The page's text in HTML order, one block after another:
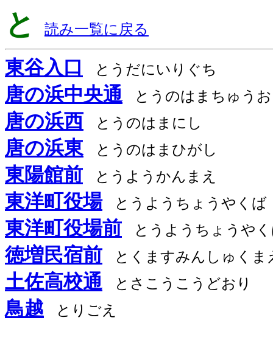
と 読み一覧に戻る
東谷入口 とうだにいりぐち
唐の浜中央通 とうのはまちゅう
唐の浜西 とうのはまにし
唐の浜東 とうのはまひがし
東陽館前 とうようかんまえ
東洋町役場 とうようちょうやくば
東洋町役場前 とうようちょうや
徳増民宿前 とくますみんしゅくま
土佐高校通 とさこうこうどおり
鳥越 とりごえ